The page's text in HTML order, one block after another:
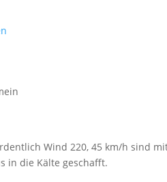
Wind 220, 45 km/h sind
in die Kälte geschafft.